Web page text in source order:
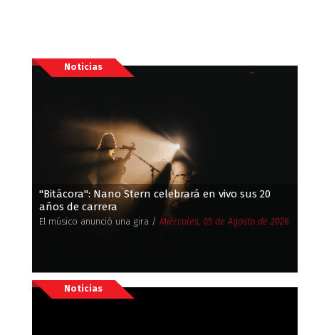
Noticias
''Bitácora'': Nano Stern celebrará en vivo sus 20
años de carrera
El músico anunció una gira / Miércoles, 05 de Agosto de 2026
Noticias